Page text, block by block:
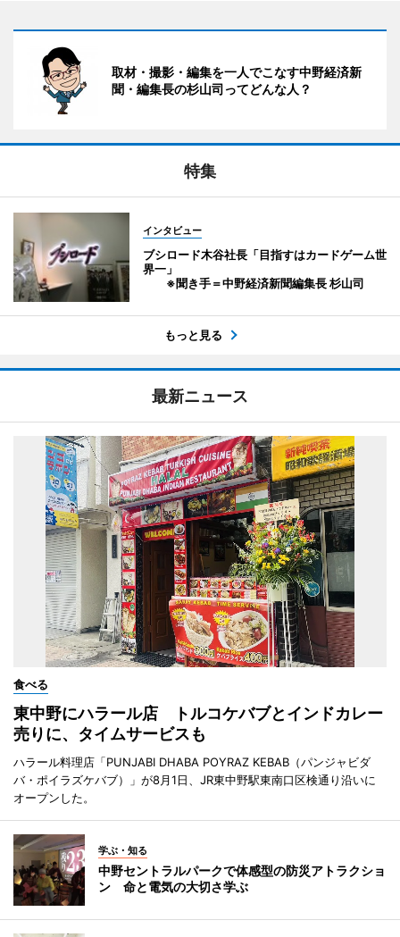
取材・撮影・編集を一人でこなす中野経済新
聞・編集長の杉山司ってどんな人？
特集
インタビュー
ブシロード木谷社長「目指すはカードゲーム世
界一」
※聞き手＝中野経済新聞編集長 杉山司
もっと見る
最新ニュース
食べる
東中野にハラール店 トルコケバブとインドカレー
売りに、タイムサービスも
ハラール料理店「PUNJABI DHABA POYRAZ KEBAB（パンジャビダ
バ・ポイラズケバブ）」が8月1日、JR東中野駅東南口区検通り沿いに
オープンした。
学ぶ・知る
中野セントラルパークで体感型の防災アトラクショ
ン 命と電気の大切さ学ぶ